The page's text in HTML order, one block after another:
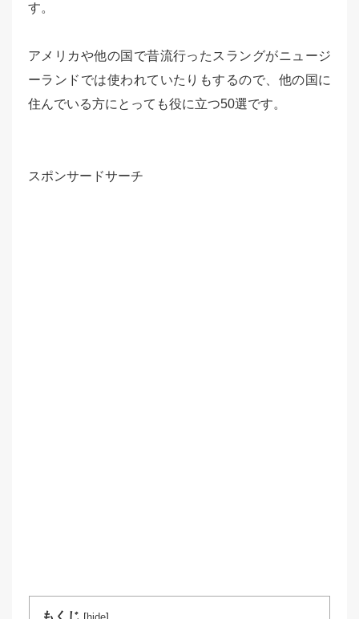
す。
アメリカや他の国で昔流行ったスラングがニュージ
ーランドでは使われていたりもするので、他の国に
住んでいる方にとっても役に立つ50選です。
スポンサードサーチ
もくじ